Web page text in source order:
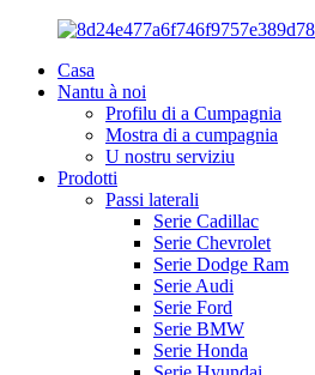
Casa
Nantu à noi
Profilu di a Cumpagnia
Mostra di a cumpagnia
U nostru serviziu
Prodotti
Passi laterali
Serie Cadillac
Serie Chevrolet
Serie Dodge Ram
Serie Audi
Serie Ford
Serie BMW
Serie Honda